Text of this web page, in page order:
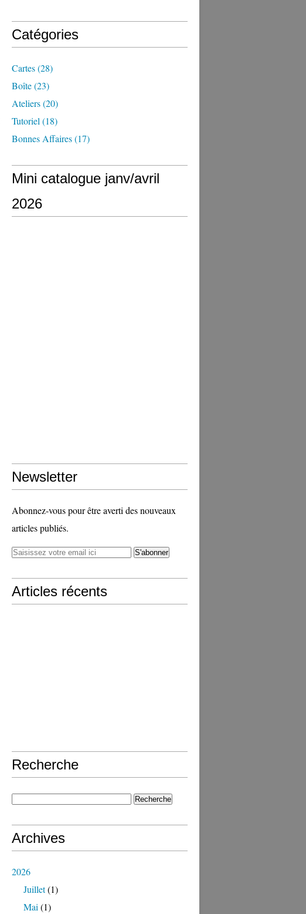
Catégories
Cartes(28)
Boîte(23)
Ateliers(20)
Tutoriel (18)
Bonnes Affaires(17)
Mini catalogue janv/avril
2026
Newsletter
Abonnez-vous pour être averti des nouveaux
articles publiés.
Articles récents
Recherche
Archives
2026
Juillet(1)
Mai (1)